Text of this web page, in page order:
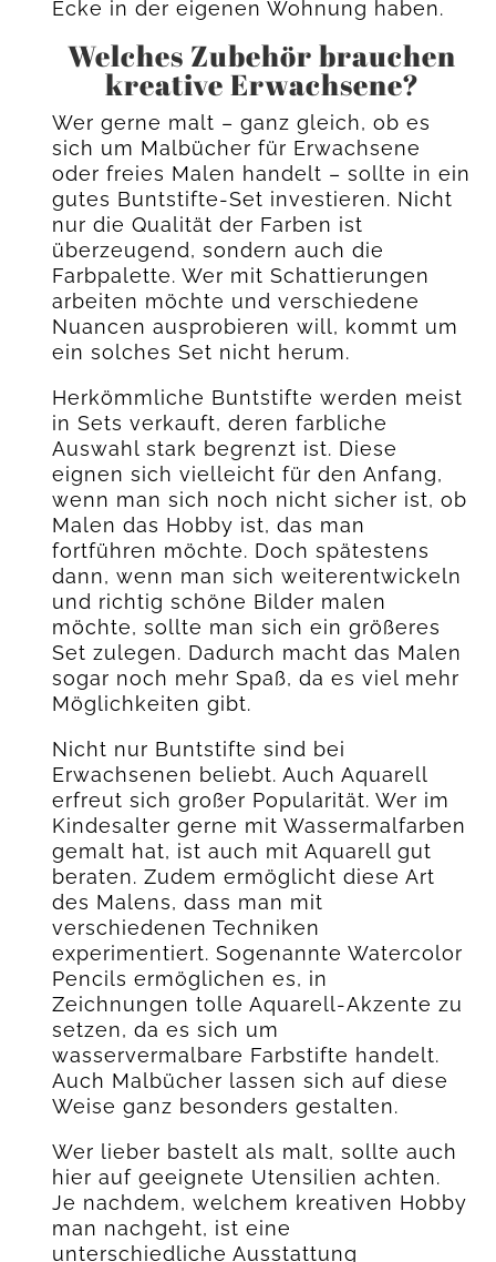
Ecke in der eigenen Wohnung haben.
Welches Zubehör brauchen
kreative Erwachsene?
Wer gerne malt – ganz gleich, ob es
sich um Malbücher für Erwachsene
oder freies Malen handelt – sollte in ein
gutes Buntstifte-Set investieren. Nicht
nur die Qualität der Farben ist
überzeugend, sondern auch die
Farbpalette. Wer mit Schattierungen
arbeiten möchte und verschiedene
Nuancen ausprobieren will, kommt um
ein solches Set nicht herum.
Herkömmliche Buntstifte werden meist
in Sets verkauft, deren farbliche
Auswahl stark begrenzt ist. Diese
eignen sich vielleicht für den Anfang,
wenn man sich noch nicht sicher ist, ob
Malen das Hobby ist, das man
fortführen möchte. Doch spätestens
dann, wenn man sich weiterentwickeln
und richtig schöne Bilder malen
möchte, sollte man sich ein größeres
Set zulegen. Dadurch macht das Malen
sogar noch mehr Spaß, da es viel mehr
Möglichkeiten gibt.
Nicht nur Buntstifte sind bei
Erwachsenen beliebt. Auch Aquarell
erfreut sich großer Popularität. Wer im
Kindesalter gerne mit Wassermalfarben
gemalt hat, ist auch mit Aquarell gut
beraten. Zudem ermöglicht diese Art
des Malens, dass man mit
verschiedenen Techniken
experimentiert. Sogenannte Watercolor
Pencils ermöglichen es, in
Zeichnungen tolle Aquarell-Akzente zu
setzen, da es sich um
wasservermalbare Farbstifte handelt.
Auch Malbücher lassen sich auf diese
Weise ganz besonders gestalten.
Wer lieber bastelt als malt, sollte auch
hier auf geeignete Utensilien achten.
Je nachdem, welchem kreativen Hobby
man nachgeht, ist eine
unterschiedliche Ausstattung